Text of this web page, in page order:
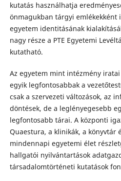
kutatás használhatja
önmagukban tárgyi emlékekként
egyetem identitásának
nagy része a PTE Egyetemi
kutatható.
Az egyetem mint intézmény
egyik legfontosabbak a
csak a szervezeti változások, az
döntések, de a leglényegesebb
legfontosabb tárai. A központi
Quaestura, a klinikák, a könyvtár
mindennapi egyetemi élet
hallgatói nyilvántartások
társadalomtörténeti kutatások